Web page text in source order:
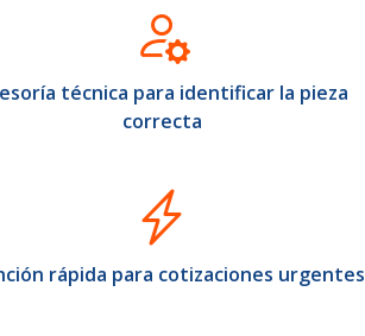
técnica para identificar la pieza
correcta
rápida para cotizaciones urgentes